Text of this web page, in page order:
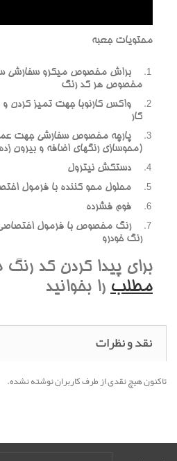
محتويات جعبه
براش مخصوص ميکرو سفارشي
مخصوص هر کد رنگ
واکس کارنوبا جهت تميز کردن و
کار
(محوسازي رنگهاي اضافه و بيرون
دستکش نيترول
محلول محو کننده با فرمول
فوم فشرده
رنگ مخصوص با فرمول
رنگ خودرو
براي پيدا کردن کد
مطلب را بخوانيد
نقد و نظرات
تاکنون هیچ نقدی از طرف کاربران نوشته نشده.